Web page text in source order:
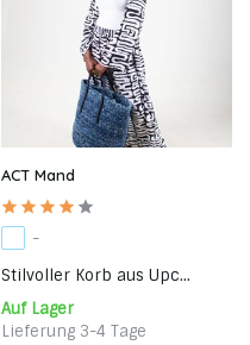
ACT Mand
-
Stilvoller Korb aus Upc...
Auf Lager
Lieferung 3-4 Tage